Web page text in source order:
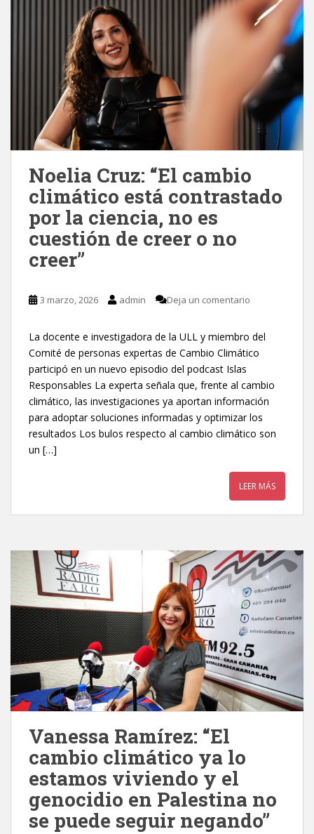
Noelia Cruz: “El cambio
climático está contrastado
por la ciencia, no es
cuestión de creer o no
creer”
3 marzo, 2026 admin Deja un comentario
La docente e investigadora de la ULL y miembro del
Comité de personas expertas de Cambio Climático
participó en un nuevo episodio del podcast Islas
Responsables La experta señala que, frente al cambio
climático, las investigaciones ya aportan información
para adoptar soluciones informadas y optimizar los
resultados Los bulos respecto al cambio climático son
un […]
LEER MÁS
Vanessa Ramírez: “El
cambio climático ya lo
estamos viviendo y el
genocidio en Palestina no
se puede seguir negando”